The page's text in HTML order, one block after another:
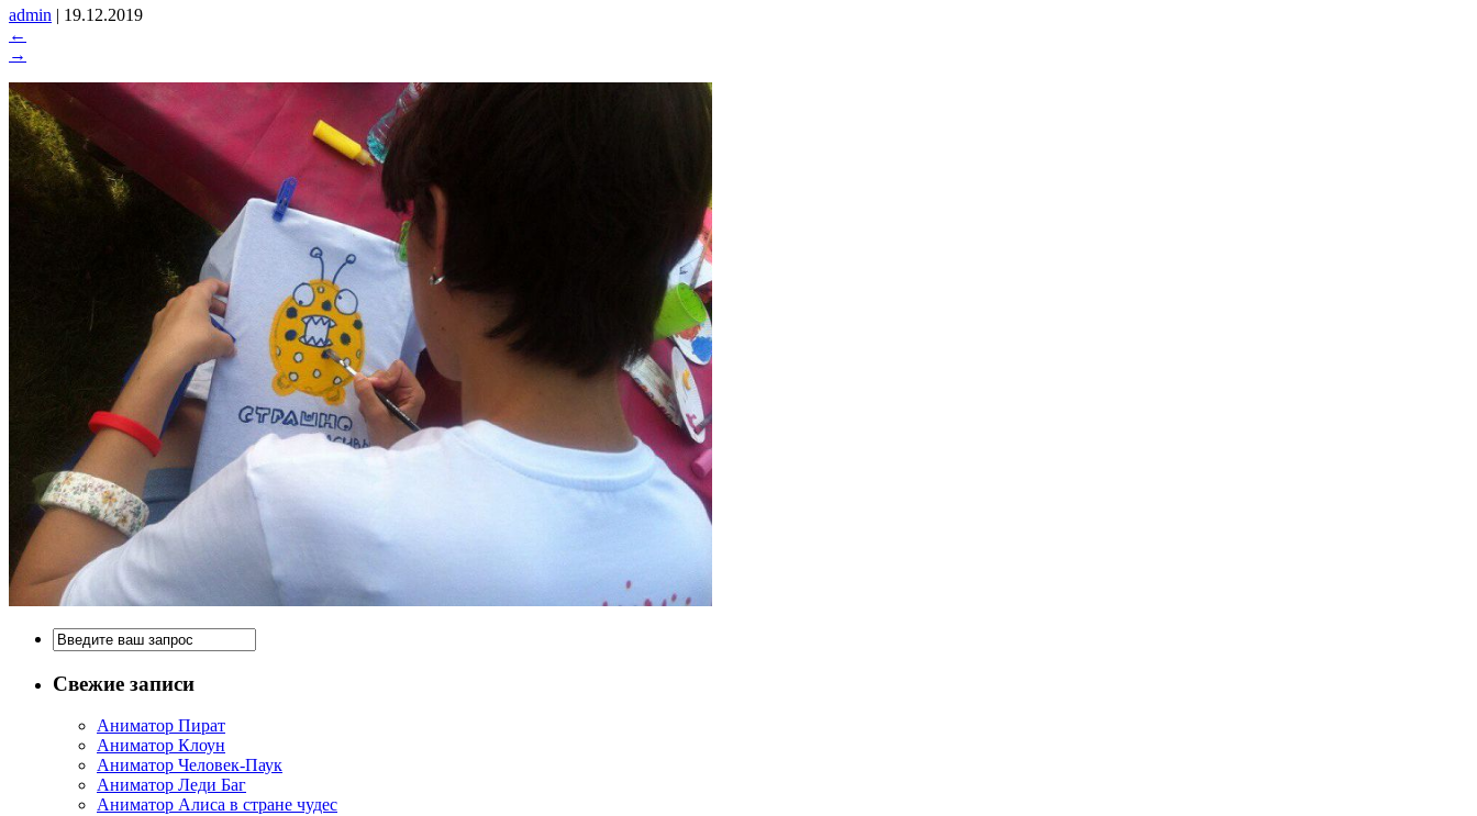
admin | 19.12.2019
←
→
Свежие записи
Аниматор Пират
Аниматор Клоун
Аниматор Человек-Паук
Аниматор Леди Баг
Аниматор Алиса в стране чудес